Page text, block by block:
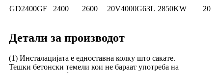
GD2400GF 2400 2600 20V4000G63L 2850KW 20
Детали за производот
(1) Инсталацијата е едноставна колку што сакате.
Тешки бетонски темели кои не бараат употреба на